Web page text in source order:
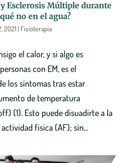
Esclerosis Múltiple durante
no en el agua?
2021| Fisioterapia
el calor, y si algo es
con EM, es el
los síntomas tras estar
de temperatura
(1). Esto puede disuadirte a la
física (AF); sin...